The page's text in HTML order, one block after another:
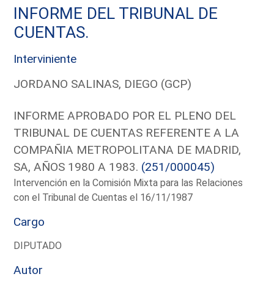
INFORME DEL TRIBUNAL DE
CUENTAS.
Interviniente
JORDANO SALINAS, DIEGO (GCP)
INFORME APROBADO POR EL PLENO DEL
TRIBUNAL DE CUENTAS REFERENTE A LA
COMPAÑIA METROPOLITANA DE MADRID,
SA, AÑOS 1980 A 1983. (251/000045)
Intervención en la Comisión Mixta para las Relaciones
con el Tribunal de Cuentas el 16/11/1987
Cargo
DIPUTADO
Autor